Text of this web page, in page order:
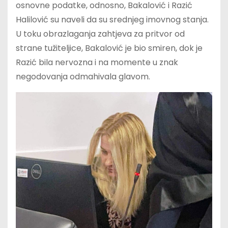
osnovne podatke, odnosno, Bakalović i Razić
Halilović su naveli da su srednjeg imovnog stanja.
U toku obrazlaganja zahtjeva za pritvor od
strane tužiteljice, Bakalović je bio smiren, dok je
Razić bila nervozna i na momente u znak
negodovanja odmahivala glavom.